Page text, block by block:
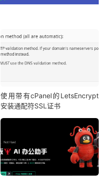
使用带有cPanel的LetsEncrypt
安装通配符SSL证书